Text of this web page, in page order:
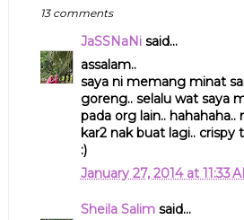
13 comments
JaSSNaNisaid...
assalam..
saya ni memang minat
goreng.. selalu wat saya
pada org lain..
kar2 nak buat lagi.. crispy
:)
January 27, 2014 at 11:33
Sheila Salimsaid...